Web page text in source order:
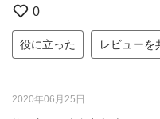
0
役に立った レビューを
2020年06月25日